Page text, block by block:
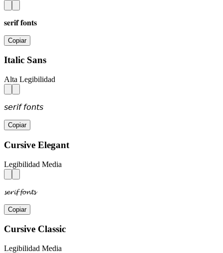
𝐬𝐞𝐫𝐢𝐟 𝐟𝐨𝐧𝐭𝐬
Copiar
Italic Sans
Alta Legibilidad
𝘴𝘦𝘳𝘪𝘧 𝘧𝘰𝘯𝘵𝘴
Copiar
Cursive Elegant
Legibilidad Media
𝓼𝓮𝓻𝓲𝓯 𝓯𝓸𝓷𝓽𝓼
Copiar
Cursive Classic
Legibilidad Media